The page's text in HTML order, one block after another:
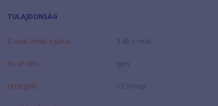
TULAJDONSÁG
E-mail címek száma: 3 db e-mail
Fix IP cím: igen
Hűségidő: 12 hónap